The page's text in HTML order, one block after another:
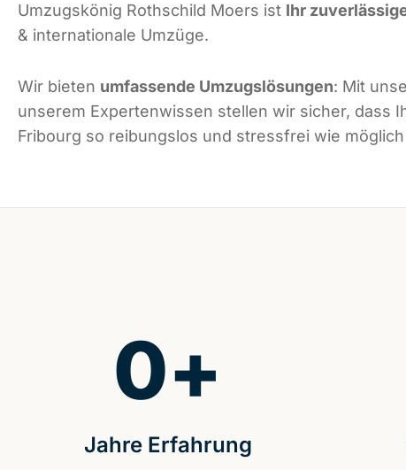
Umzugskönig Rothschild Moers ist Ihr
& internationale Umzüge.
Wir bieten umfassende Umzugslösungen: Mit
unserem Expertenwissen stellen wir sicher, dass
Fribourg so reibungslos und stressfrei wie
Jahre Erfahrung
0+